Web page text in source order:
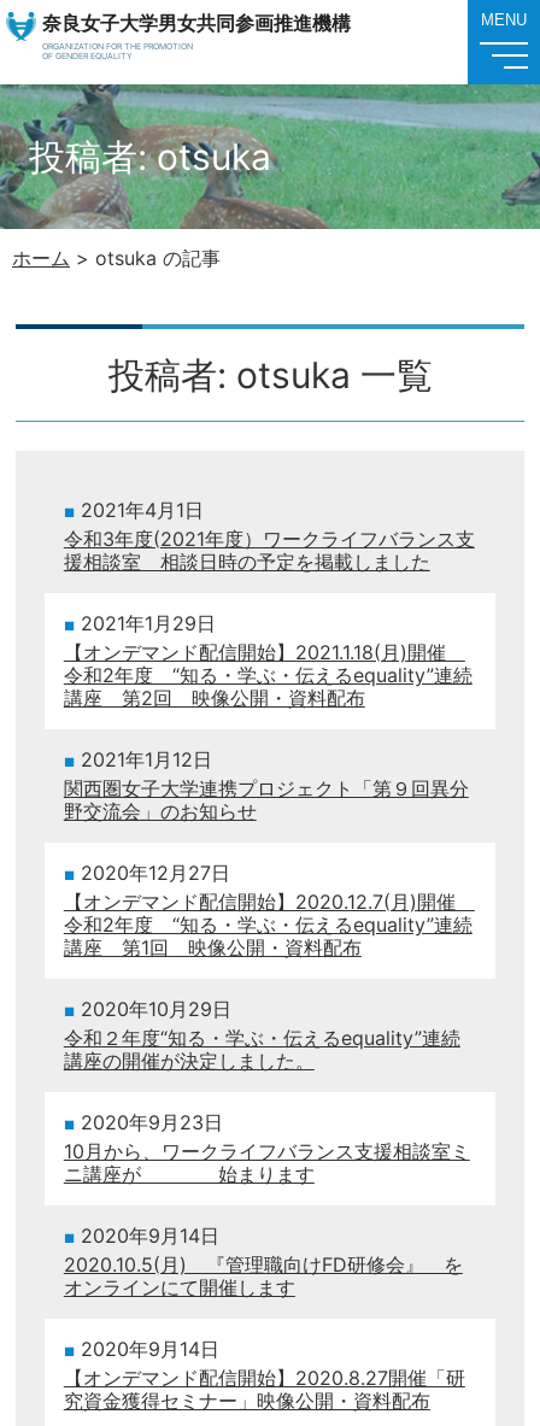
奈良女子大学男女共同参画推進機構
ORGANIZATION FOR THE PROMOTION
OF GENDER EQUALITY
MENU
投稿者:otsuka
ホーム > otsuka の記事
投稿者: otsuka 一覧
2021年4月1日
令和3年度(2021年度）ワークライフバランス支
援相談室 相談日時の予定を掲載しました
2021年1月29日
【オンデマンド配信開始】2021.1.18(月)開催
令和2年度 “知る・学ぶ・伝えるequality”連続
講座 第2回 映像公開・資料配布
2021年1月12日
関西圏女子大学連携プロジェクト「第９回異分
野交流会」のお知らせ
2020年12月27日
【オンデマンド配信開始】2020.12.7(月)開催
令和2年度 “知る・学ぶ・伝えるequality”連続
講座 第1回 映像公開・資料配布
2020年10月29日
令和２年度“知る・学ぶ・伝えるequality”連続
講座の開催が決定しました。
2020年9月23日
10月から、ワークライフバランス支援相談室ミ
ニ講座が 始まります
2020年9月14日
2020.10.5(月) 『管理職向けFD研修会』 を
オンラインにて開催します
2020年9月14日
【オンデマンド配信開始】2020.8.27開催「研
究資金獲得セミナー」映像公開・資料配布